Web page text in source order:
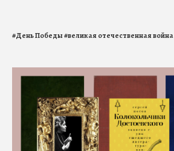
#День Победы#великая отечественная война